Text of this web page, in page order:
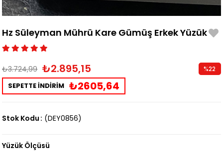
Hz Süleyman Mührü Kare Gümüş Erkek Yüzük
₺3.724,99 ₺2.895,15
SEPETTE İNDİRİM ₺2605,64
%22
Stok Kodu (DEY0856)
Yüzük Ölçüsü